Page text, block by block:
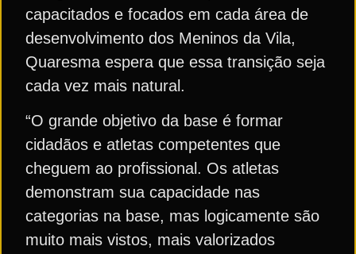
capacitados e focados em cada área de
desenvolvimento dos Meninos da Vila,
Quaresma espera que essa transição seja
cada vez mais natural.
“O grande objetivo da base é formar
cidadãos e atletas competentes que
cheguem ao profissional. Os atletas
demonstram sua capacidade nas
categorias na base, mas logicamente são
muito mais vistos, mais valorizados